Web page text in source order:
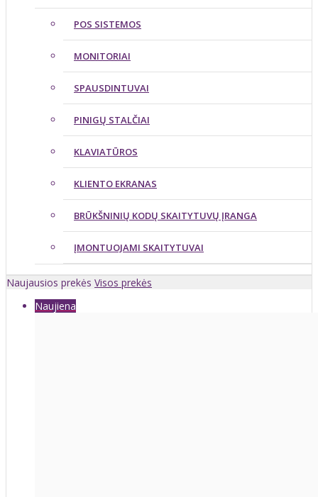
POS SISTEMOS
MONITORIAI
SPAUSDINTUVAI
PINIGŲ STALČIAI
KLAVIATŪROS
KLIENTO EKRANAS
BRŪKŠNINIŲ KODŲ SKAITYTUVŲ ĮRANGA
ĮMONTUOJAMI SKAITYTUVAI
Naujausios prekės Visos prekės
Naujiena